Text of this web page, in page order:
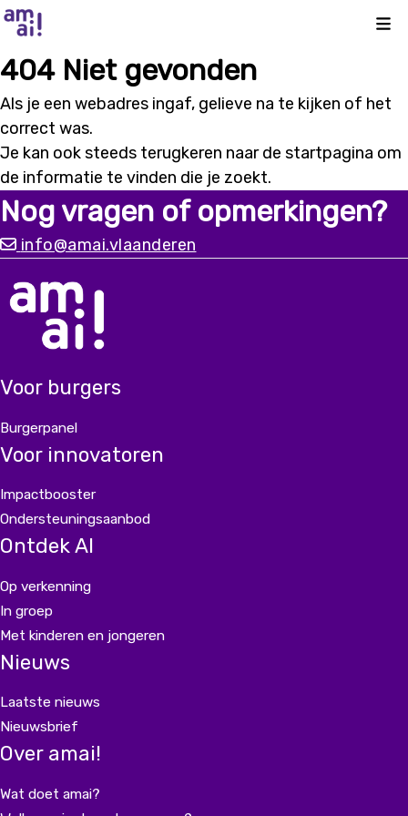
404 Niet gevonden
Als je een webadres ingaf, gelieve na te kijken of het
correct was.
Je kan ook steeds terugkeren naar de startpagina om
de informatie te vinden die je zoekt.
Nog vragen of opmerkingen?
info@amai.vlaanderen
Voor burgers
Burgerpanel
Voor innovatoren
Impactbooster
Ondersteuningsaanbod
Ontdek AI
Op verkenning
In groep
Met kinderen en jongeren
Nieuws
Laatste nieuws
Nieuwsbrief
Over amai!
Wat doet amai?